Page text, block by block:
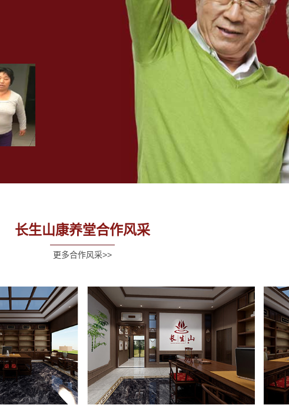
长生山康养堂合作风采
更多合作风采>>